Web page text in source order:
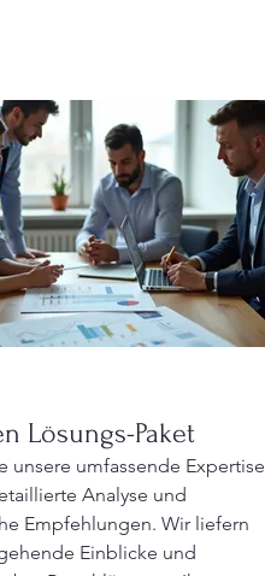
Lösungs-Paket
unsere umfassende Expertise
Analyse und
Empfehlungen. Wir liefern
Einblicke und